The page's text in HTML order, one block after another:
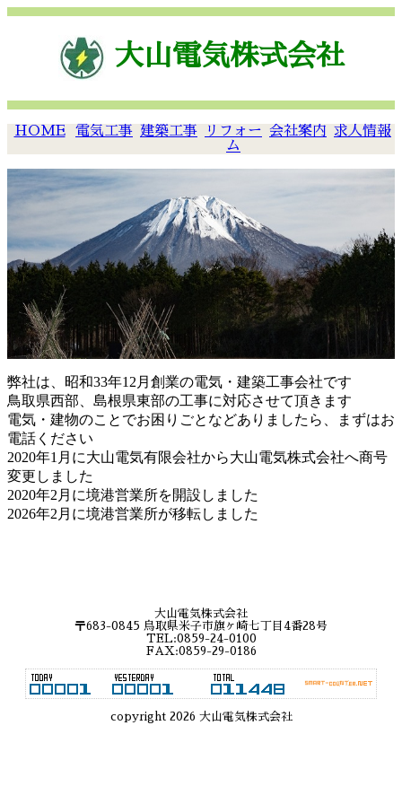
大山電気株式会社
HOME 電気工事 建築工事
リフォー
ム
会社案内 求人情報
弊社は、昭和33年12月創業の電気・建築工事会社です
鳥取県西部、島根県東部の工事に対応させて頂きます
電気・建物のことでお困りごとなどありましたら、まずはお
電話ください
2020年1月に大山電気有限会社から大山電気株式会社へ商号
変更しました
2020年2月に境港営業所を開設しました
2026年2月に境港営業所が移転しました
大山電気株式会社
〒683-0845 鳥取県米子市旗ヶ崎七丁目4番28号
TEL:0859-24-0100
FAX:0859-29-0186
copyright 2026 大山電気株式会社